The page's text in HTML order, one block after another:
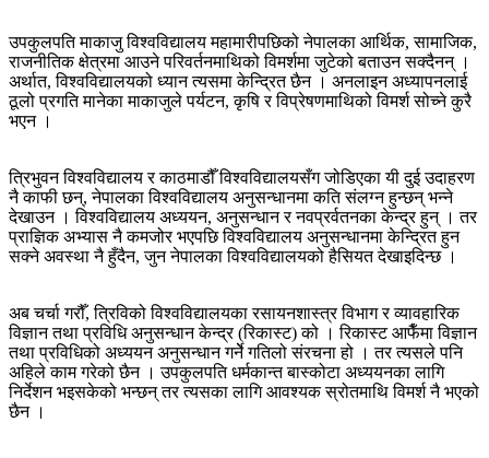
उपकुलपति माकाजु विश्वविद्यालय महामारीपछिको नेपालका आर्थिक, सामाजिक,
राजनीतिक क्षेत्रमा आउने परिवर्तनमाथिको विमर्शमा जुटेको बताउन सक्दैनन् ।
अर्थात, विश्वविद्यालयको ध्यान त्यसमा केन्द्रित छैन । अनलाइन अध्यापनलाई
ठूलो प्रगति मानेका माकाजुले पर्यटन, कृषि र विप्रेषणमाथिको विमर्श सोच्ने कुरै
भएन ।
त्रिभुवन विश्वविद्यालय र काठमाडौँ विश्वविद्यालयसँग जोडिएका यी दुई उदाहरण
नै काफी छन्, नेपालका विश्वविद्यालय अनुसन्धानमा कति संलग्न हुन्छन् भन्‍ने
देखाउन । विश्वविद्यालय अध्ययन, अनुसन्धान र नवप्रर्वतनका केन्द्र हुन् । तर
प्राज्ञिक अभ्यास नै कमजोर भएपछि विश्वविद्यालय अनुसन्धानमा केन्द्रित हुन
सक्ने अवस्था नै हुँदैन, जुन नेपालका विश्वविद्यालयको हैसियत देखाइदिन्छ ।
अब चर्चा गरौँ, त्रिविको विश्वविद्यालयका रसायनशास्त्र विभाग र व्यावहारिक
विज्ञान तथा प्रविधि अनुसन्धान केन्द्र (रिकास्ट) को । रिकास्ट आफैँमा विज्ञान
तथा प्रविधिको अध्ययन अनुसन्धान गर्नेे गतिलो संरचना हो । तर त्यसले पनि
अहिले काम गरेको छैन । उपकुलपति धर्मकान्त बास्कोटा अध्ययनका लागि
निर्देशन भइसकेको भन्छन् तर त्यसका लागि आवश्यक स्रोतमाथि विमर्श नै भएको
छैन ।